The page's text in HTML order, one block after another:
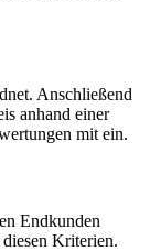
Anschließend
anhand einer
mit ein.
Endkunden
Kriterien.